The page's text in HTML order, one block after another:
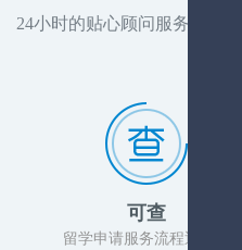
24小时的贴心顾问服务，推
可查
留学申请服务流程透明化